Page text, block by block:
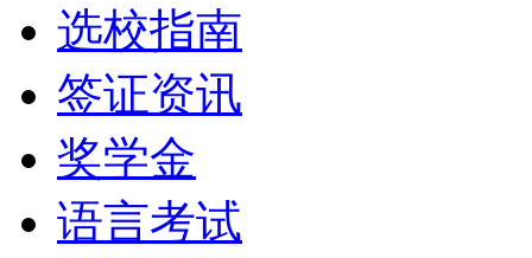
选校指南
签证资讯
奖学金
语言考试